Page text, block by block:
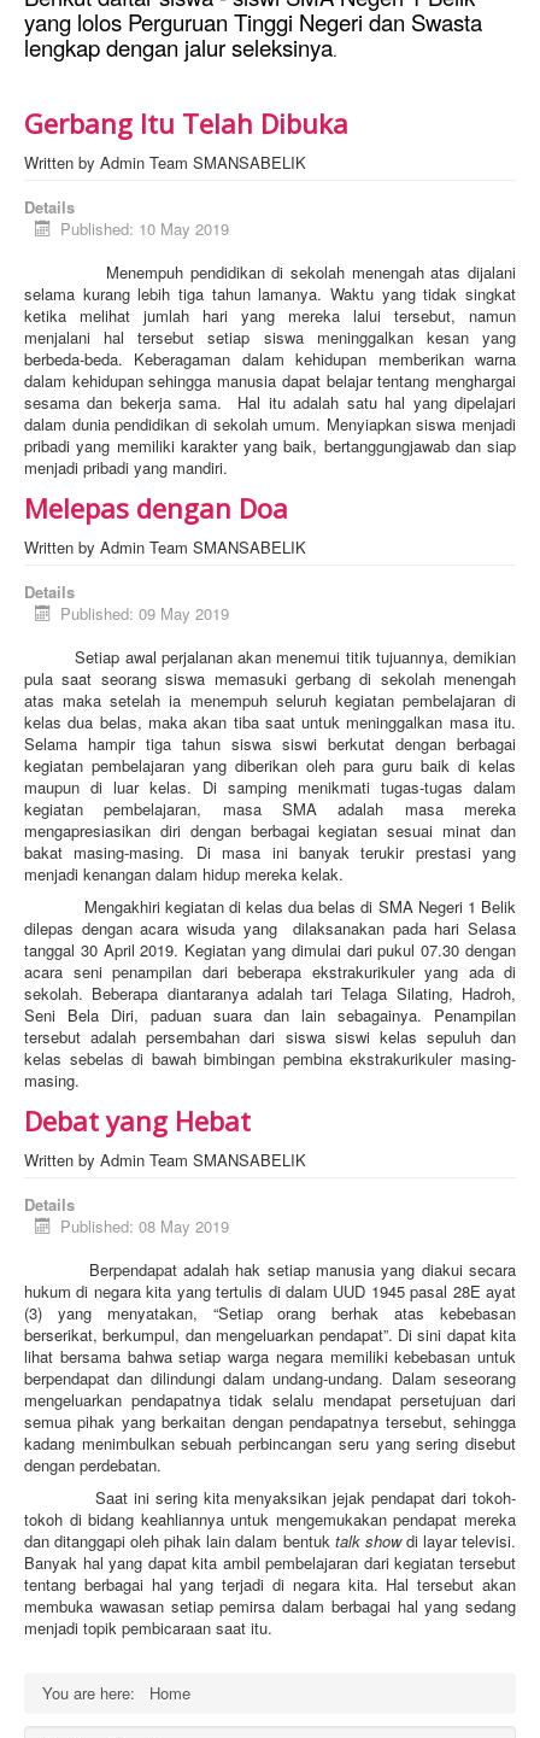
yang lolos Perguruan Tinggi Negeri dan Swasta
lengkap dengan jalur seleksinya.
Gerbang Itu Telah Dibuka
Written by Admin Team SMANSABELIK
Details
Published: 10 May 2019
Menempuh pendidikan di sekolah menengah atas dijalani
selama kurang lebih tiga tahun lamanya. Waktu yang tidak singkat
ketika melihat jumlah hari yang mereka lalui tersebut, namun
menjalani hal tersebut setiap siswa meninggalkan kesan yang
berbeda-beda. Keberagaman dalam kehidupan memberikan warna
dalam kehidupan sehingga manusia dapat belajar tentang menghargai
sesama dan bekerja sama. Hal itu adalah satu hal yang dipelajari
dalam dunia pendidikan di sekolah umum. Menyiapkan siswa menjadi
pribadi yang memiliki karakter yang baik, bertanggungjawab dan siap
menjadi pribadi yang mandiri.
Melepas dengan Doa
Written by Admin Team SMANSABELIK
Details
Published: 09 May 2019
Setiap awal perjalanan akan menemui titik tujuannya, demikian
pula saat seorang siswa memasuki gerbang di sekolah menengah
atas maka setelah ia menempuh seluruh kegiatan pembelajaran di
kelas dua belas, maka akan tiba saat untuk meninggalkan masa itu.
Selama hampir tiga tahun siswa siswi berkutat dengan berbagai
kegiatan pembelajaran yang diberikan oleh para guru baik di kelas
maupun di luar kelas. Di samping menikmati tugas-tugas dalam
kegiatan pembelajaran, masa SMA adalah masa mereka
mengapresiasikan diri dengan berbagai kegiatan sesuai minat dan
bakat masing-masing. Di masa ini banyak terukir prestasi yang
menjadi kenangan dalam hidup mereka kelak.
Mengakhiri kegiatan di kelas dua belas di SMA Negeri 1 Belik
dilepas dengan acara wisuda yang dilaksanakan pada hari Selasa
tanggal 30 April 2019. Kegiatan yang dimulai dari pukul 07.30 dengan
acara seni penampilan dari beberapa ekstrakurikuler yang ada di
sekolah. Beberapa diantaranya adalah tari Telaga Silating, Hadroh,
Seni Bela Diri, paduan suara dan lain sebagainya. Penampilan
tersebut adalah persembahan dari siswa siswi kelas sepuluh dan
kelas sebelas di bawah bimbingan pembina ekstrakurikuler masing-
masing.
Debat yang Hebat
Written by Admin Team SMANSABELIK
Details
Published: 08 May 2019
Berpendapat adalah hak setiap manusia yang diakui secara
hukum di negara kita yang tertulis di dalam UUD 1945 pasal 28E ayat
(3) yang menyatakan, “Setiap orang berhak atas kebebasan
berserikat, berkumpul, dan mengeluarkan pendapat”. Di sini dapat kita
lihat bersama bahwa setiap warga negara memiliki kebebasan untuk
berpendapat dan dilindungi dalam undang-undang. Dalam seseorang
mengeluarkan pendapatnya tidak selalu mendapat persetujuan dari
semua pihak yang berkaitan dengan pendapatnya tersebut, sehingga
kadang menimbulkan sebuah perbincangan seru yang sering disebut
dengan perdebatan.
Saat ini sering kita menyaksikan jejak pendapat dari tokoh-
tokoh di bidang keahliannya untuk mengemukakan pendapat mereka
dan ditanggapi oleh pihak lain dalam bentuk talk showdi layar televisi.
Banyak hal yang dapat kita ambil pembelajaran dari kegiatan tersebut
tentang berbagai hal yang terjadi di negara kita. Hal tersebut akan
membuka wawasan setiap pemirsa dalam berbagai hal yang sedang
menjadi topik pembicaraan saat itu.
You are here: Home